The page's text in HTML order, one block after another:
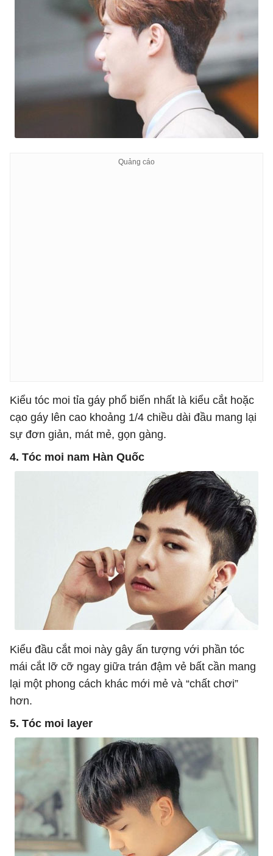
Kiểu tóc moi tỉa gáy phổ biến nhất là kiểu cắt hoặc
cạo gáy lên cao khoảng 1/4 chiều dài đầu mang lại
sự đơn giản, mát mẻ, gọn gàng.
4. Tóc moi nam Hàn Quốc
Kiểu đầu cắt moi này gây ấn tượng với phần tóc
mái cắt lỡ cỡ ngay giữa trán đậm vẻ bất cần mang
lại một phong cách khác mới mẻ và “chất chơi”
hơn.
5. Tóc moi layer